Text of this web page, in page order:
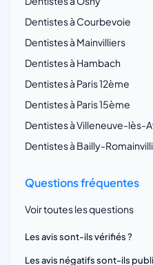
Dentistes à Courbevoie
Dentistes à Mainvilliers
Dentistes à Hambach
Dentistes à Paris 12ème
Dentistes à Paris 15ème
Dentistes à Villeneuve-lès-
Dentistes à Bailly-
Questions fréquentes
Voir toutes les questions
Les avis sont-ils vérifiés ?
Les avis négatifs sont-ils